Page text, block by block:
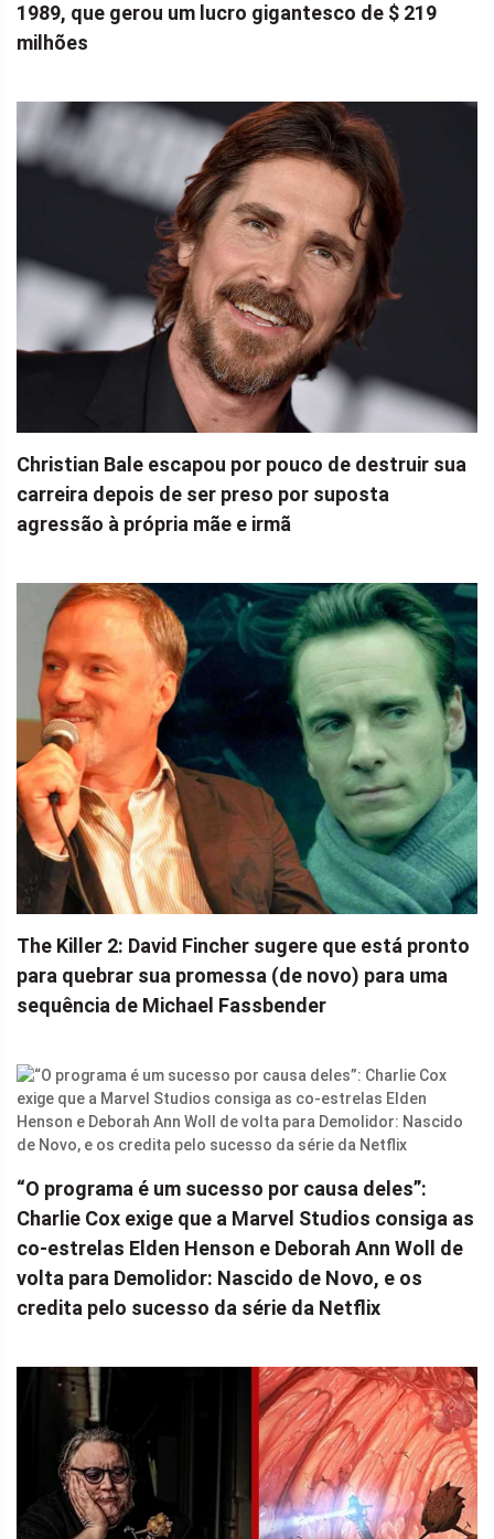
1989, que gerou um lucro gigantesco de $ 219
milhões
Christian Bale escapou por pouco de destruir sua
carreira depois de ser preso por suposta
agressão à própria mãe e irmã
The Killer 2: David Fincher sugere que está pronto
para quebrar sua promessa (de novo) para uma
sequência de Michael Fassbender
“O programa é um sucesso por causa deles”:
Charlie Cox exige que a Marvel Studios consiga as
co-estrelas Elden Henson e Deborah Ann Woll de
volta para Demolidor: Nascido de Novo, e os
credita pelo sucesso da série da Netflix